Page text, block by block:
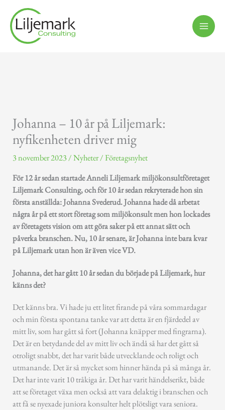
innehåll
Johanna – 10 år på Liljemark:
nyfikenheten driver mig
3 november 2023/Nyheter/Företagsnyhet
För 12 år sedan startade Anneli Liljemark miljökonsultföretaget
Liljemark Consulting, och för 10 år sedan rekryterade hon sin
första anställda: Johanna Svederud. Johanna hade då arbetat
några år på ett stort företag som miljökonsult men hon lockades
av företagets vision om att göra saker på ett annat sätt och
påverka branschen. Nu, 10 år senare, är Johanna inte bara kvar
på Liljemark utan hon är även vice VD.
Johanna, det har gått 10 år sedan du började på Liljemark, hur
känns det?
Det känns bra. Vi hade ju ett litet firande på våra sommardagar
och min första spontana tanke var att detta är en fjärdedel av
mitt liv, som har gått så fort (Johanna knäpper med fingrarna).
Det är en betydande del av mitt liv och ändå så har det gått så
otroligt snabbt, det har varit både utvecklande och roligt och
utmanande. Det är så mycket som hinner hända på så många år.
Det har inte varit 10 tråkiga år. Det har varit händelserikt, både
att se företaget växa men också att vara delaktig i branschen och
att få se nyexade juniora konsulter helt plötsligt vara seniora.